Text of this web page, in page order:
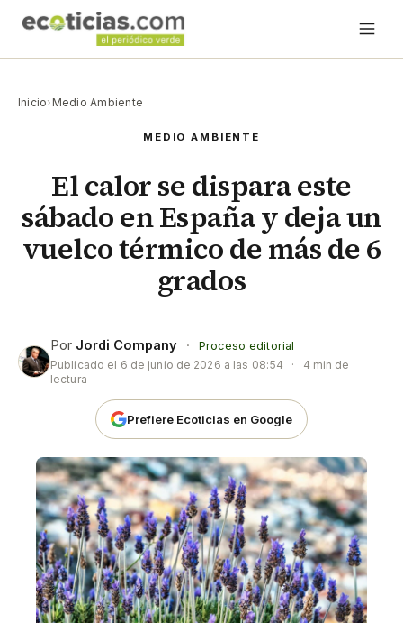
Inicio› Medio Ambiente
MEDIO AMBIENTE
El calor se dispara este
sábado en España y deja un
vuelco térmico de más de 6
grados
Por Jordi Company ·
Proceso editorial
Publicado el 6 de junio de 2026 a las 08:54 ·
4 min de
lectura
Prefiere Ecoticias en Google